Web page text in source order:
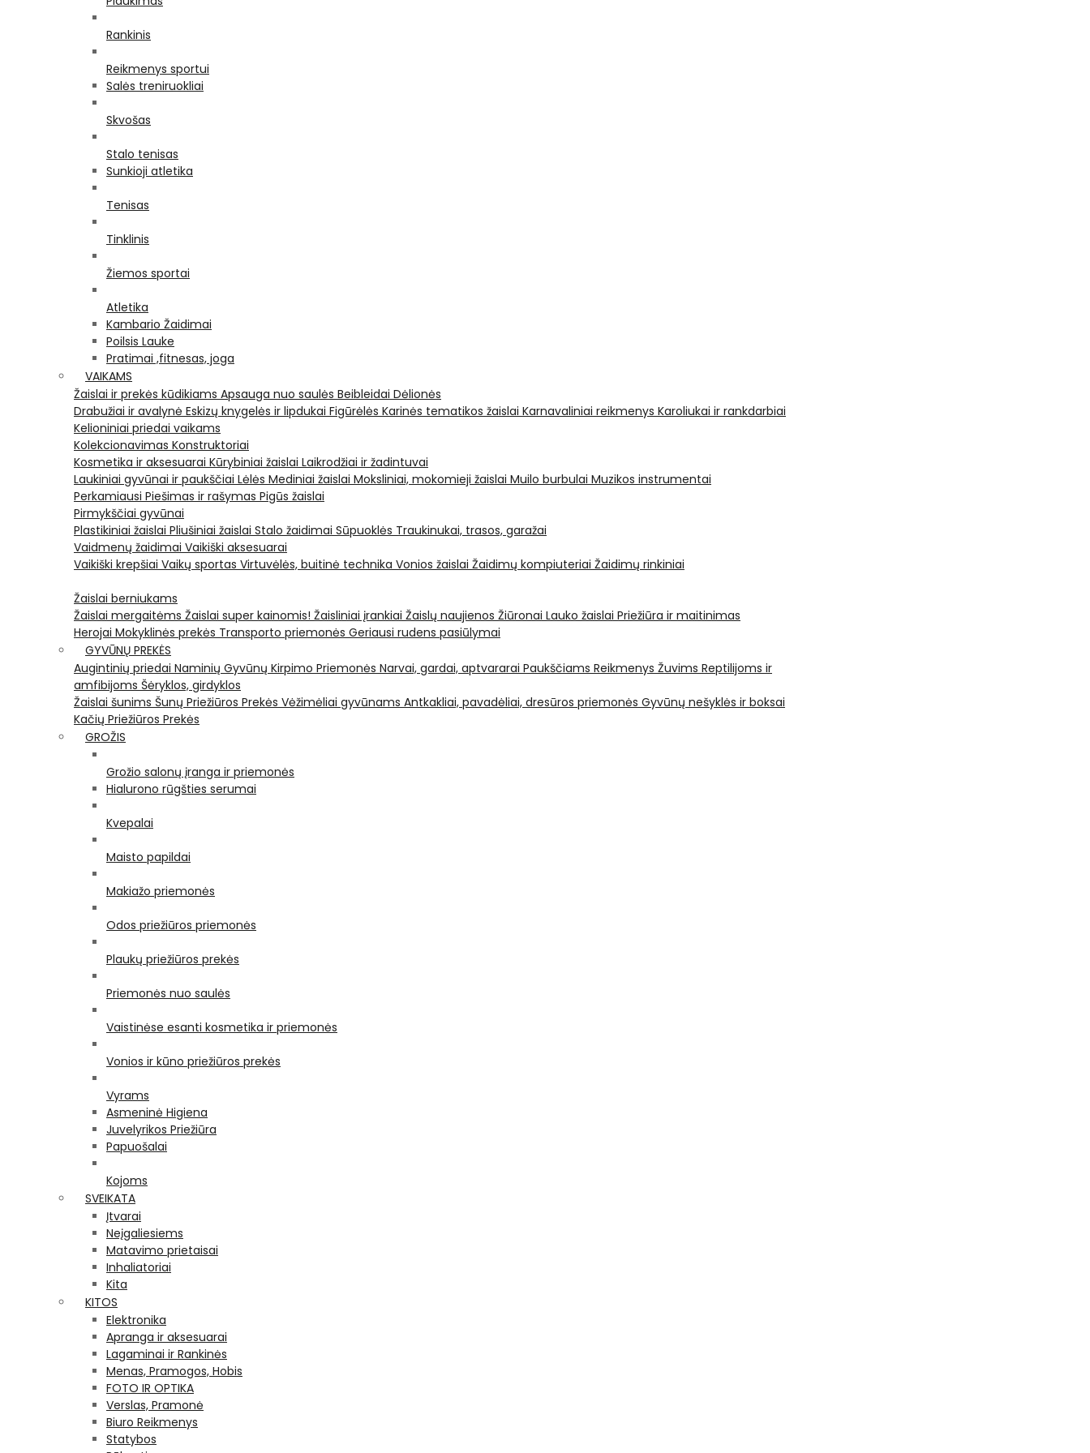
Rankinis
Reikmenys sportui
Salės treniruokliai
Skvošas
Stalo tenisas
Sunkioji atletika
Tenisas
Tinklinis
Žiemos sportai
Atletika
Kambario Žaidimai
Poilsis Lauke
Pratimai ,fitnesas, joga
VAIKAMS
Žaislai ir prekės kūdikiams Apsauga nuo saulės Beibleidai Dėlionės
Drabužiai ir avalynė Eskizų knygelės ir lipdukai Figūrėlės Karinės tematikos žaislai Karnavaliniai reikmenys Karoliukai ir rankdarbiai
Kelioniniai priedai vaikams
Kolekcionavimas Konstruktoriai
Kosmetika ir aksesuarai Kūrybiniai žaislai Laikrodžiai ir žadintuvai
Laukiniai gyvūnai ir paukščiai Lėlės Mediniai žaislai Moksliniai, mokomieji žaislai Muilo burbulai Muzikos instrumentai
Perkamiausi Piešimas ir rašymas Pigūs žaislai
Pirmykščiai gyvūnai
Plastikiniai žaislai Pliušiniai žaislai Stalo žaidimai Sūpuoklės Traukinukai, trasos, garažai
Vaidmenų žaidimai Vaikiški aksesuarai
Vaikiški krepšiai Vaikų sportas Virtuvėlės, buitinė technika Vonios žaislai Žaidimų kompiuteriai Žaidimų rinkiniai
Žaislai berniukams
Žaislai mergaitėms Žaislai super kainomis! Žaisliniai įrankiai Žaislų naujienos Žiūronai Lauko žaislai Priežiūra ir maitinimas
Herojai Mokyklinės prekės Transporto priemonės Geriausi rudens pasiūlymai
GYVŪNŲ PREKĖS
Augintinių priedai Naminių Gyvūnų Kirpimo Priemonės Narvai, gardai, aptvararai Paukščiams Reikmenys Žuvims Reptilijoms ir
amfibijoms Šėryklos, girdyklos
Žaislai šunims Šunų Priežiūros Prekės Vėžimėliai gyvūnams Antkakliai, pavadėliai, dresūros priemonės Gyvūnų nešyklės ir boksai
Kačių Priežiūros Prekės
GROŽIS
Grožio salonų įranga ir priemonės
Hialurono rūgšties serumai
Kvepalai
Maisto papildai
Makiažo priemonės
Odos priežiūros priemonės
Plaukų priežiūros prekės
Priemonės nuo saulės
Vaistinėse esanti kosmetika ir priemonės
Vonios ir kūno priežiūros prekės
Vyrams
Asmeninė Higiena
Juvelyrikos Priežiūra
Papuošalai
Kojoms
SVEIKATA
Įtvarai
Neįgaliesiems
Matavimo prietaisai
Inhaliatoriai
Kita
KITOS
Elektronika
Apranga ir aksesuarai
Lagaminai ir Rankinės
Menas, Pramogos, Hobis
FOTO IR OPTIKA
Verslas, Pramonė
Biuro Reikmenys
Statybos